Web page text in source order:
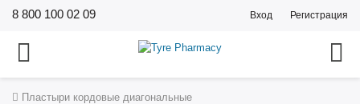
8 800 100 02 09 Вход Регистрация
Пластыри кордовые диагональные